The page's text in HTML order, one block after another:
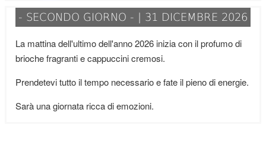
- SECONDO GIORNO - | 31 DICEMBRE 2026
La mattina dell'ultimo dell'anno 2026 inizia con il profumo di
brioche fragranti e cappuccini cremosi.
Prendetevi tutto il tempo necessario e fate il pieno di energie.
Sarà una giornata ricca di emozioni.